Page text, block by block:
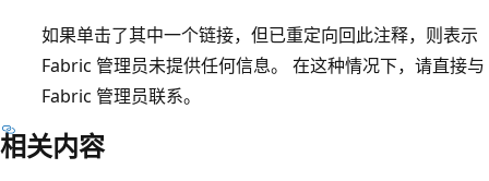
如果单击了其中一个链接，但已重定向回此注释，则表示
Fabric 管理员未提供任何信息。 在这种情况下，请直接与
Fabric 管理员联系。
相关内容